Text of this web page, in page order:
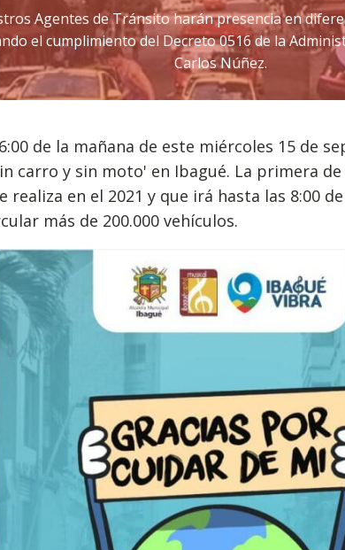
Agentes de Tránsito harán presencia en
el cumplimiento del Decreto 0516 de la
Carlos Núñez.
de la mañana de este miércoles 15 de
carro y sin moto' en Ibagué. La primera
realiza en el 2021 y que irá hasta las 8:00
más de 200.000 vehículos.